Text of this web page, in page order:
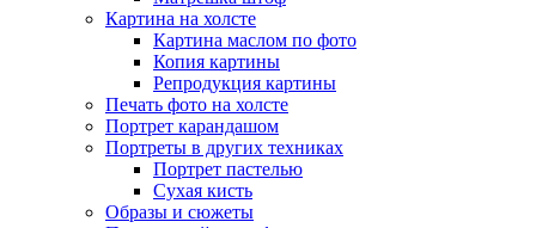
Картина на холсте
Картина маслом по фото
Копия картины
Репродукция картины
Печать фото на холсте
Портрет карандашом
Портреты в других техниках
Портрет пастелью
Сухая кисть
Образы и сюжеты